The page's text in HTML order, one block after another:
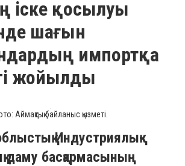
іске қосылуы
шағын
импортқа
жойылды
Аймақтық байланыс қызметі.
Индустриялық-
даму басқармасының